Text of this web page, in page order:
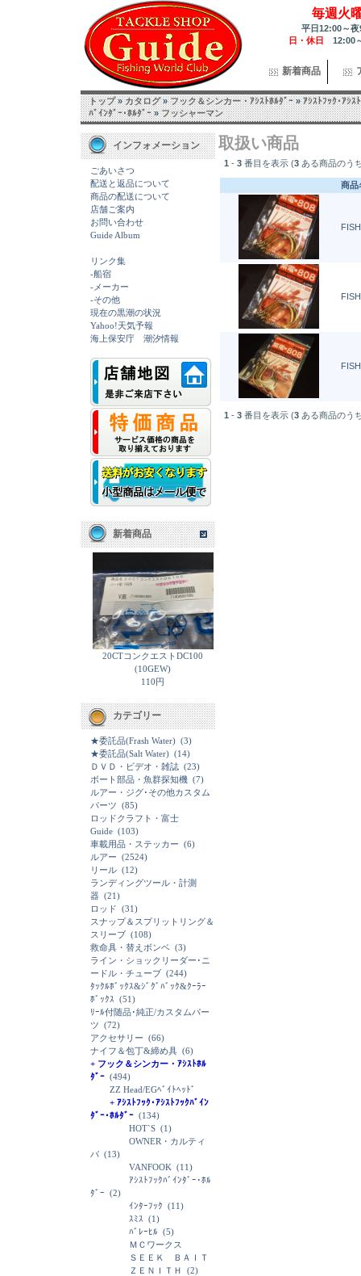
毎週火
平日12:00～
日・休日 12:00
新着商品
トップ»カタログ»フック＆シンカー・ｱｼｽﾄﾎﾙﾀﾞｰ»ｱｼｽﾄﾌｯｸ･ｱｼｽ
ﾊﾞｲﾝﾀﾞｰ･ﾎﾙﾀﾞｰ»フッシャーマン
インフォメーション
ごあいさつ
配送と返品について
商品の配送について
店舗ご案内
お問い合わせ
Guide Album
リンク集
-船宿
-メーカー
-その他
現在の黒潮の状況
Yahoo!天気予報
海上保安庁 潮汐情報
新着商品
20CTコンクエストDC100
(10GEW)
110円
カテゴリー
★委託品(Frash Water) (3)
★委託品(Salt Water) (14)
ＤＶＤ・ビデオ・雑誌 (23)
ボート部品・魚群探知機 (7)
ルアー・ジグ･その他カスタム
パーツ (85)
ロッドクラフト・富士
Guide (103)
車載用品・ステッカー (6)
ルアー (2524)
リール (12)
ランディングツール・計測
器 (21)
ロッド (31)
スナップ＆スプリットリング＆
スリーブ (108)
救命具・替えボンベ (3)
ライン・ショックリーダー･ニ
ードル・チューブ (244)
ﾀｯｸﾙﾎﾞｯｸｽ&ｼﾞｸﾞﾊﾞｯｸ&ｸｰﾗｰ
ﾎﾞｯｸｽ (51)
ﾘｰﾙ付随品･純正/カスタムパー
ツ (72)
アクセサリー (66)
ナイフ＆包丁&締め具 (6)
+ フック＆シンカー・ｱｼｽﾄﾎﾙ
ﾀﾞｰ (494)
ZZ Head/EGﾍﾞｲﾄﾍｯﾄﾞ
+ ｱｼｽﾄﾌｯｸ･ｱｼｽﾄﾌｯｸﾊﾞｲﾝ
ﾀﾞｰ･ﾎﾙﾀﾞｰ (134)
HOT`S (1)
OWNER・カルティ
バ (13)
VANFOOK (11)
ｱｼｽﾄﾌｯｸﾊﾞｲﾝﾀﾞｰ･ﾎﾙ
ﾀﾞｰ (2)
ｲﾝﾀｰﾌｯｸ (11)
ｽﾐｽ (1)
ﾊﾞﾚｰﾋﾙ (5)
ＭＣワークス
ＳＥＥＫ ＢＡＩＴ
ＺＥＮＩＴＨ
(2)
取扱い商品
1 - 3 番目を表示 (3 ある商品のう
商品
1 - 3 番目を表示 (3 ある商品のう